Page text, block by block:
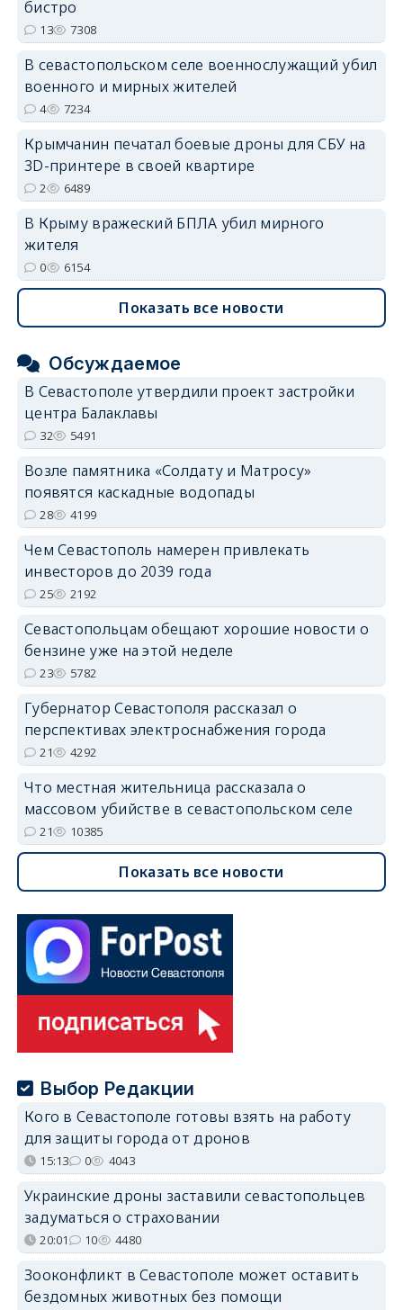
бистро
13 7308
В севастопольском селе военнослужащий убил
военного и мирных жителей
4 7234
Крымчанин печатал боевые дроны для СБУ на
3D-принтере в своей квартире
2 6489
В Крыму вражеский БПЛА убил мирного
жителя
0 6154
Показать все новости
Обсуждаемое
В Севастополе утвердили проект застройки
центра Балаклавы
32 5491
Возле памятника «Солдату и Матросу»
появятся каскадные водопады
28 4199
Чем Севастополь намерен привлекать
инвесторов до 2039 года
25 2192
Севастопольцам обещают хорошие новости о
бензине уже на этой неделе
23 5782
Губернатор Севастополя рассказал о
перспективах электроснабжения города
21 4292
Что местная жительница рассказала о
массовом убийстве в севастопольском селе
21 10385
Показать все новости
Выбор Редакции
Кого в Севастополе готовы взять на работу
для защиты города от дронов
15:13 0 4043
Украинские дроны заставили севастопольцев
задуматься о страховании
20:01 10 4480
Зооконфликт в Севастополе может оставить
бездомных животных без помощи